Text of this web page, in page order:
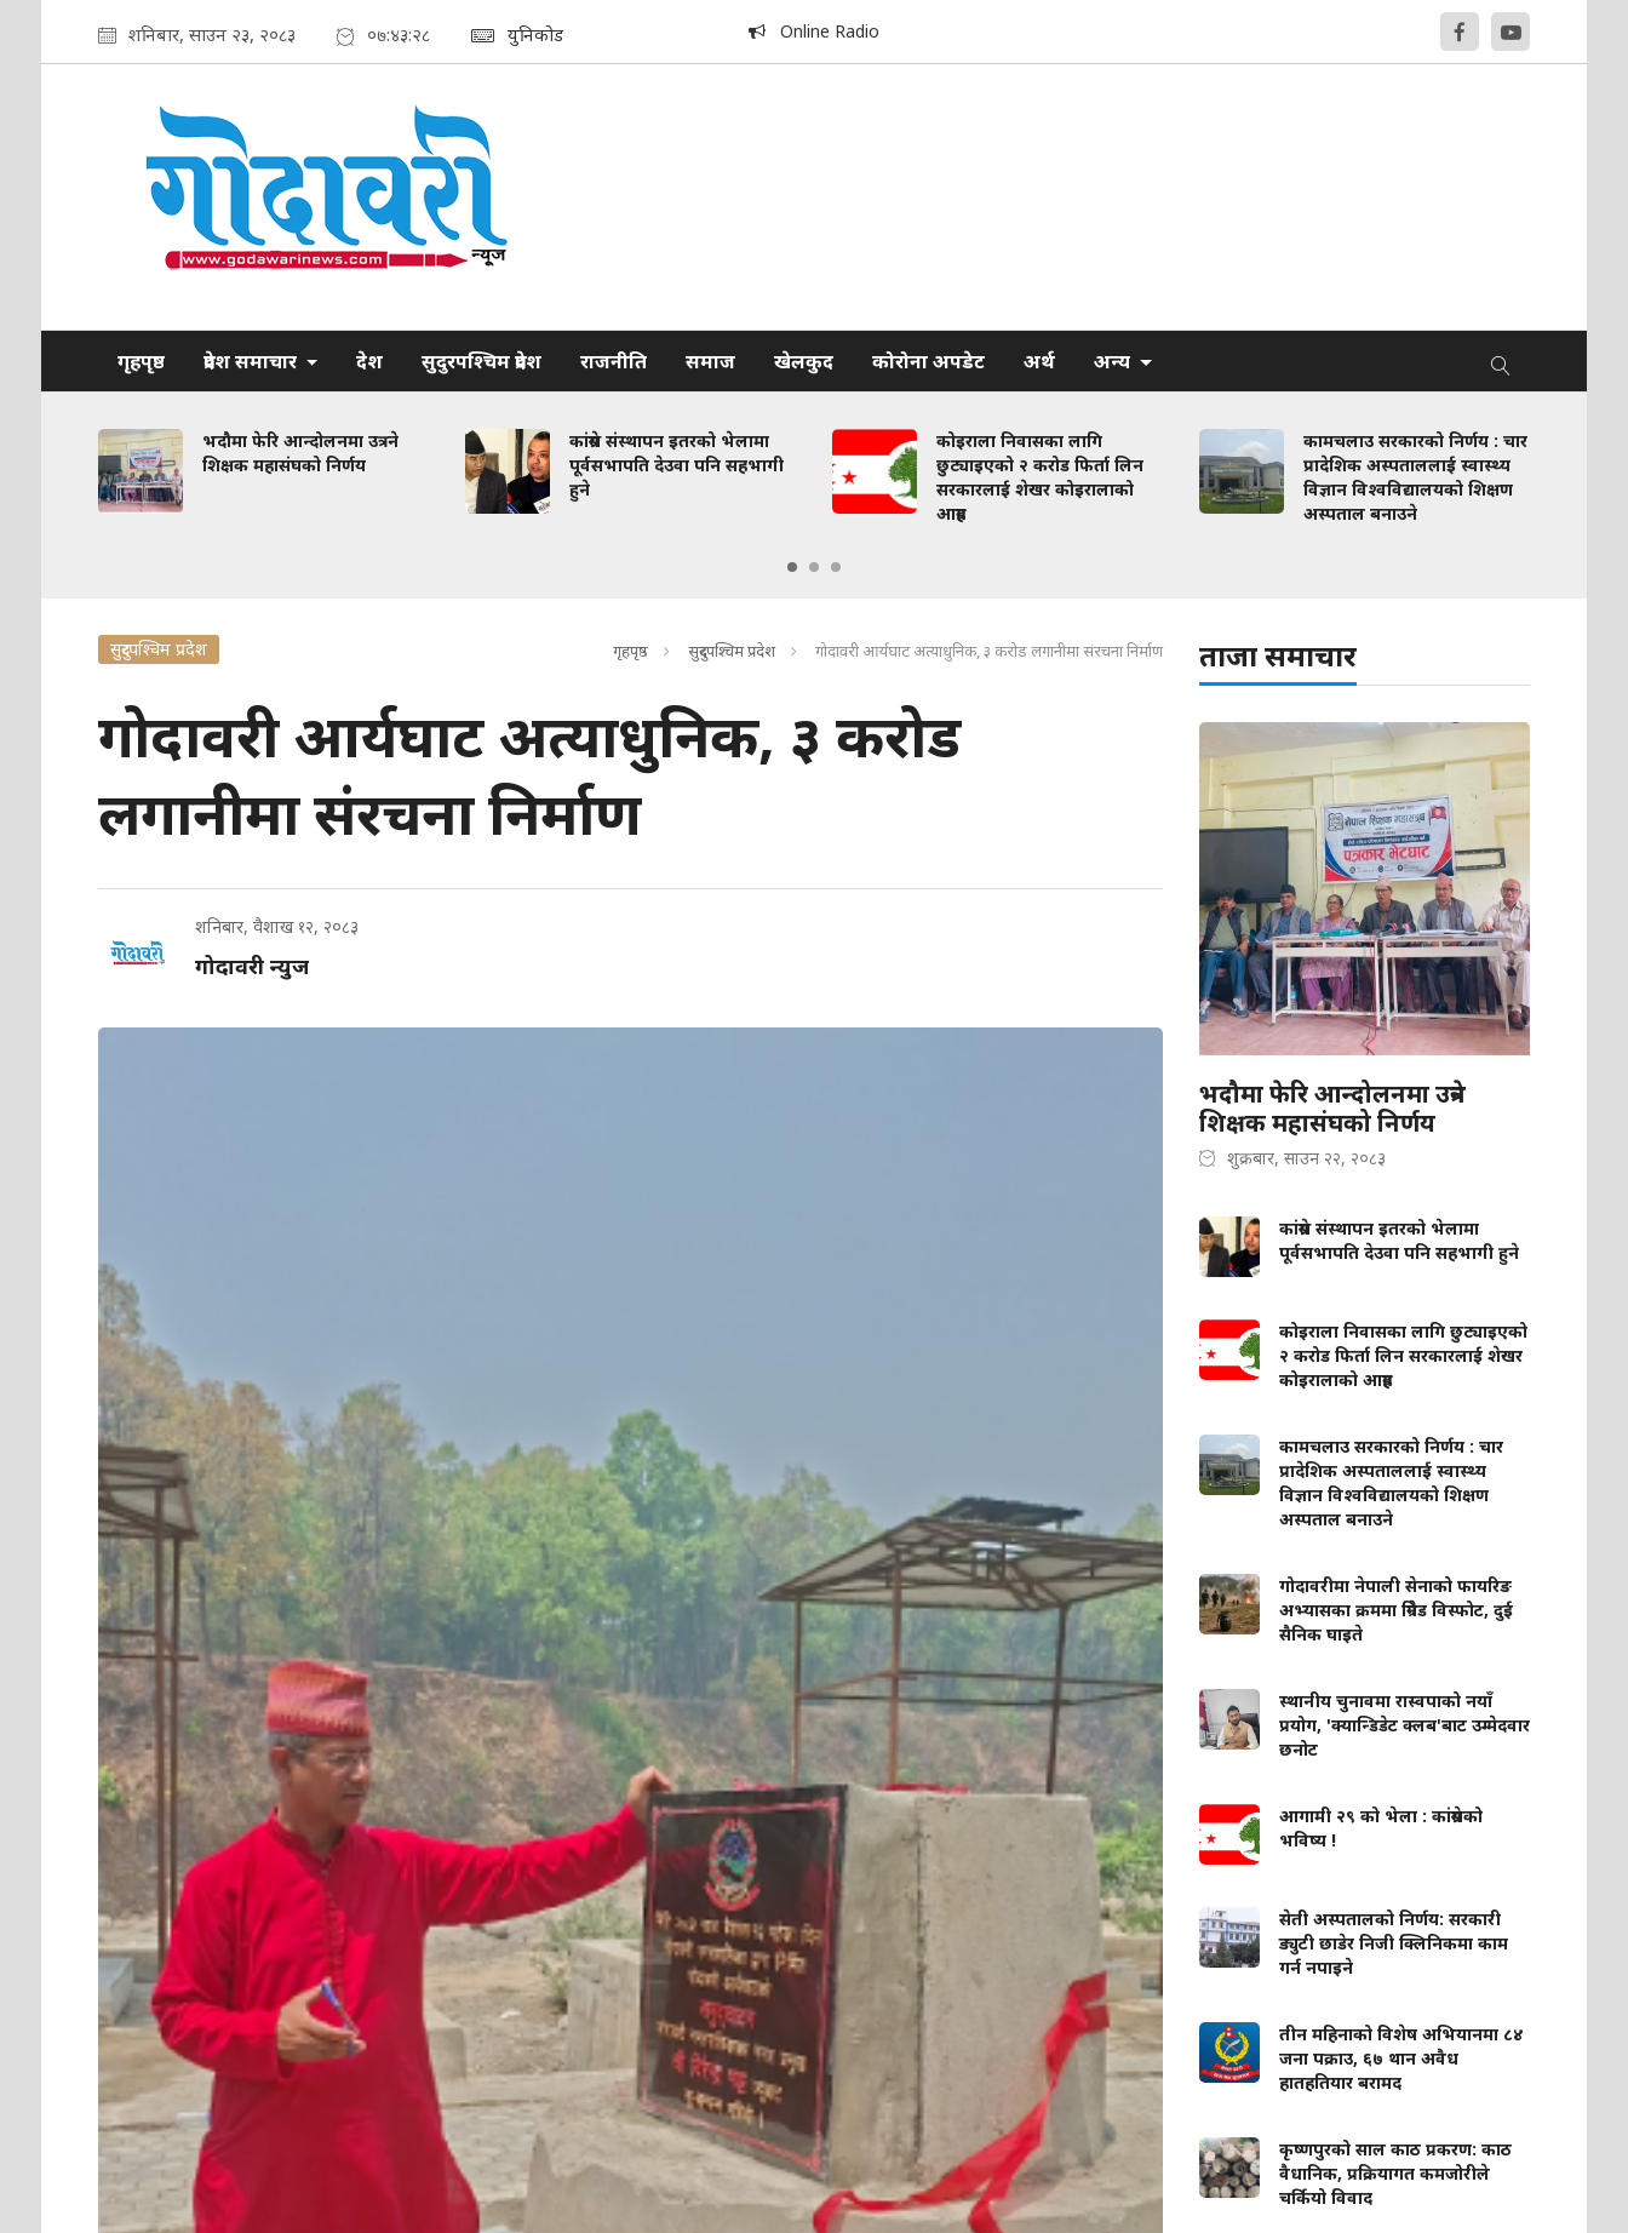
शनिबार, साउन २३, २०८३ ०७:४३:३० युनिकोड Online Radio
गृहपृष्ठ प्रदेश समाचार देश सुदुरपश्चिम प्रदेश राजनीति समाज खेलकुद कोरोना अपडेट अर्थ अन्य
भदौमा फेरि आन्दोलनमा उत्रने
शिक्षक महासंघको निर्णय
कांग्रेस संस्थापन इतरको भेलामा
पूर्वसभापति देउवा पनि सहभागी
हुने
कोइराला निवासका लागि
छुट्याइएको २ करोड फिर्ता लिन
सरकारलाई शेखर कोइरालाको
आग्रह
कामचलाउ सरकारको निर्णय : चार
प्रादेशिक अस्पताललाई स्वास्थ्य
विज्ञान विश्वविद्यालयको शिक्षण
अस्पताल बनाउने
सुदुरपश्चिम प्रदेश गृहपृष्ठ सुदुरपश्चिम प्रदेश गोदावरी आर्यघाट अत्याधुनिक, ३ करोड लगानीमा संरचना निर्माण
गोदावरी आर्यघाट अत्याधुनिक, ३ करोड
लगानीमा संरचना निर्माण
शनिबार, वैशाख १२, २०८३
गोदावरी न्युज
ताजा समाचार
भदौमा फेरि आन्दोलनमा उत्रने
शिक्षक महासंघको निर्णय
शुक्रबार, साउन २२, २०८३
कांग्रेस संस्थापन इतरको भेलामा
पूर्वसभापति देउवा पनि सहभागी हुने
कोइराला निवासका लागि छुट्याइएको
२ करोड फिर्ता लिन सरकारलाई शेखर
कोइरालाको आग्रह
कामचलाउ सरकारको निर्णय : चार
प्रादेशिक अस्पताललाई स्वास्थ्य
विज्ञान विश्वविद्यालयको शिक्षण
अस्पताल बनाउने
गोदावरीमा नेपाली सेनाको फायरिङ
अभ्यासका क्रममा ग्रिनेड विस्फोट, दुई
सैनिक घाइते
स्थानीय चुनावमा रास्वपाको नयाँ
प्रयोग, 'क्यान्डिडेट क्लब'बाट उम्मेदवार
छनोट
आगामी २९ को भेला : कांग्रेसको
भविष्य !
सेती अस्पतालको निर्णय: सरकारी
ड्युटी छाडेर निजी क्लिनिकमा काम
गर्न नपाइने
तीन महिनाको विशेष अभियानमा ८४
जना पक्राउ, ६७ थान अवैध
हातहतियार बरामद
कृष्णपुरको साल काठ प्रकरण: काठ
वैधानिक, प्रक्रियागत कमजोरीले
चर्कियो विवाद